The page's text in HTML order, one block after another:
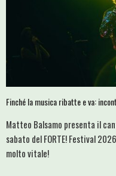
Finché la musica ribatte e va:
Matteo Balsamo presenta il
sabato del FORTE! Festival
molto vitale!